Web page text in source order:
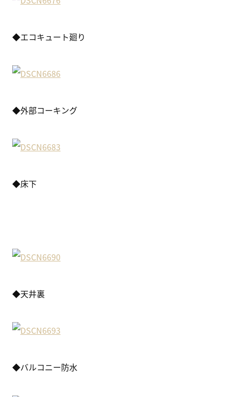
◆エコキュート廻り
◆外部コーキング
◆床下
◆天井裏
◆バルコニー防水